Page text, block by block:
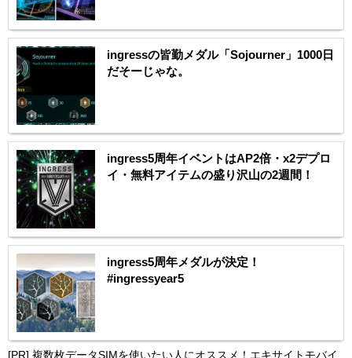
ingressの皆勤メダル「Sojourner」1000日
だそーじゃな。
ingress5周年イベントはAP2倍・x2デプロ
イ・無料アイテムの盛り沢山の2週間！
ingress5周年メダルが決定！
#ingressyear5
[PR] 複数枚データSIMを使いたい人にオススメ！エキサイトモバイ